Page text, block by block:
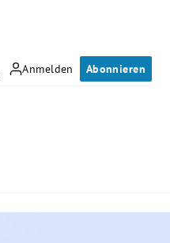
Anmelden Abonnieren